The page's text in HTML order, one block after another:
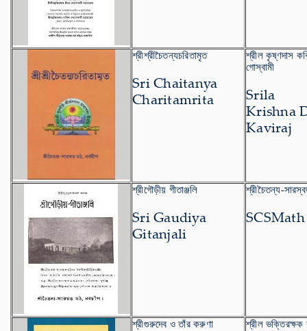
শ্রীশ্রীচৈতন্যচরিতামৃত
Sri Chaitanya
Charitamrita
শ্রীল কৃষ্ণদাস
গোস্বামী
Srila
Krishna
Kaviraj
শ্রীগৌড়ীয় গীতাঞ্জলি
Sri Gaudiya
Gitanjali
শ্রীচৈতন্য-
SCSMath
শ্রীগুরুদেব ও তাঁর করুণা
শ্রীল ভক্তিরক্ষক